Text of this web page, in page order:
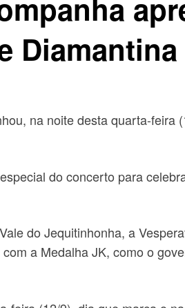
Diamantina
na noite desta quarta-feira
do concerto para
do Jequitinhonha, a
a Medalha JK, como o